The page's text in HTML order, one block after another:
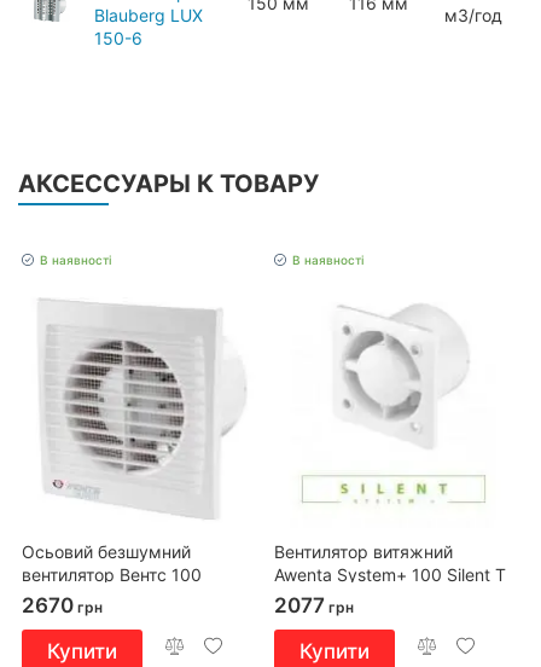
Blauberg LUX
150-6
мЗ/год
АКСЕССУАРЫ К ТОВАРУ
В наявності
Осьовий безшумний
вентилятор Вентс 100
Сілента-СВТН Л
2670 грн
Купити
В наявності
Вентилятор витяжний
Awenta System+ 100 Silent T
2077 грн
Купити